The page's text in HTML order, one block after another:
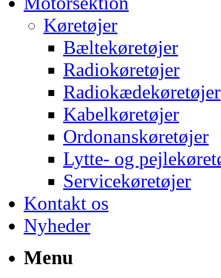
Køretøjer
Bæltekøretøjer
Radiokøretøjer
Radiokædekøretøjer
Kabelkøretøjer
Ordonanskøretøjer
Lytte- og
Servicekøretøjer
Kontakt os
Nyheder
Menu